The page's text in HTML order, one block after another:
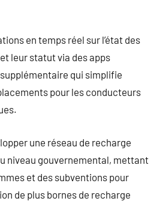
en temps réel sur l’état des
leur statut via des apps
qui simplifie
pour les conducteurs
une réseau de recharge
niveau gouvernemental, mettant
et des subventions pour
de plus bornes de recharge